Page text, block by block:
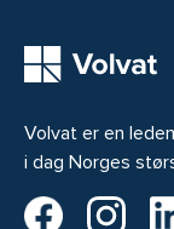
Volvat er en
i dag Norges
Volvat på